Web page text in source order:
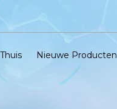
Thuis Nieuwe Producten